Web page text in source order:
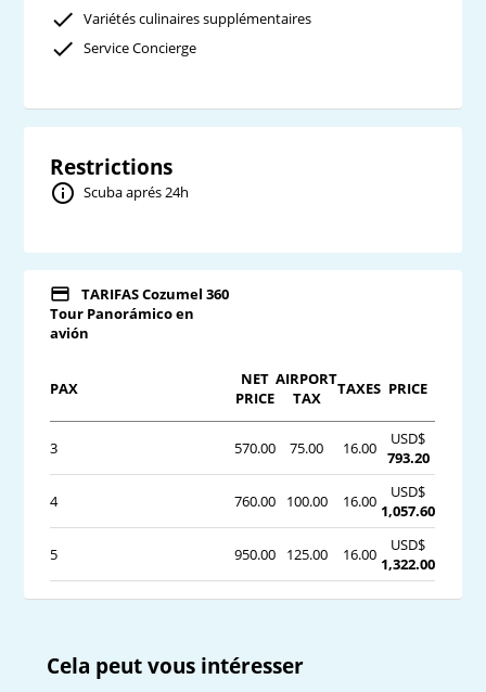
Variétés culinaires supplémentaires
Service Concierge
Restrictions
Scuba aprés 24h
TARIFAS Cozumel 360
Tour Panorámico en
avión
PAX
NET
PRICE
AIRPORT
TAX
TAXES PRICE
3 570.00 75.00 16.00
USD$
793.20
4 760.00 100.00 16.00
USD$
1,057.60
5 950.00 125.00 16.00
USD$
1,322.00
Cela peut vous intéresser